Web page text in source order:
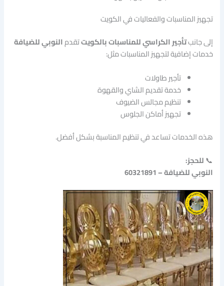
تجهيز المناسبات والفعاليات في الكويت
إلى جانبتأجير الكراسي للمناسبات بالكويتتقدمالنوبي للضيافة
خدمات إضافية لتجهيز المناسبات مثل:
تأجير طاولات
خدمة تقديم الشاي والقهوة
تنظيم مجالس الضيوف
تجهيز أماكن الجلوس
هذه الخدمات تساعد في تنظيم المناسبة بشكل أفضل.
📞 للحجز:
النوبي للضيافة – 60321891